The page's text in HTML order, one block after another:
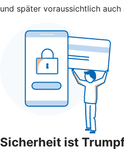
und später voraussichtlich auch
Sicherheit ist